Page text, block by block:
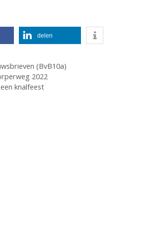
delen
(BvB10a)
2022
knalfeest